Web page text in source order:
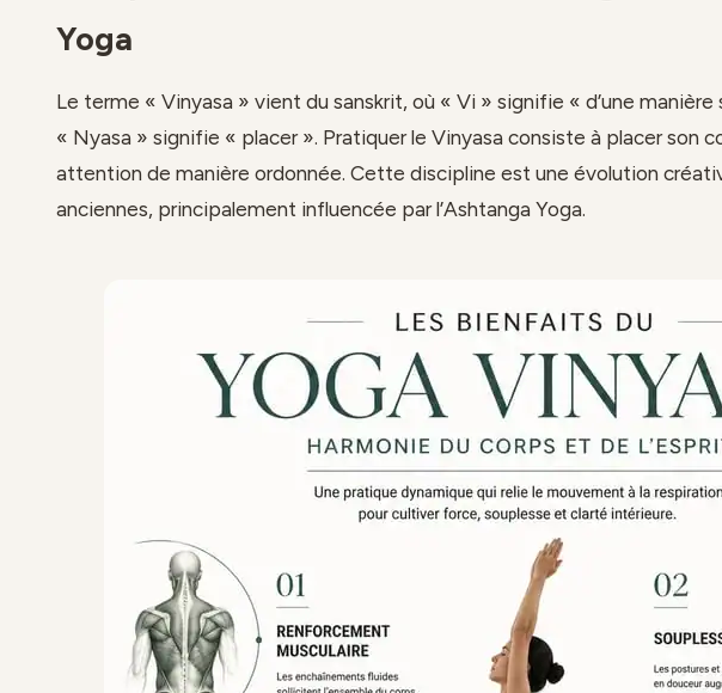
Yoga
Le terme « Vinyasa » vient du sanskrit, où « Vi » signifie « d’une
« Nyasa » signifie « placer ». Pratiquer le Vinyasa consiste à placer son
attention de manière ordonnée. Cette discipline est une évolution
anciennes, principalement influencée par l’Ashtanga Yoga.